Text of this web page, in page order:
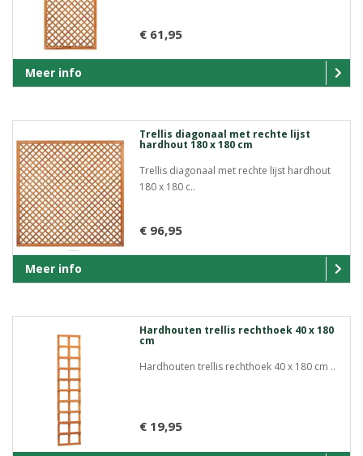
€ 61,95
Meer info
Trellis diagonaal met rechte lijst
hardhout 180 x 180 cm
Trellis diagonaal met rechte lijst hardhout
180 x 180 c..
€ 96,95
Meer info
Hardhouten trellis rechthoek 40 x 180
cm
Hardhouten trellis rechthoek 40 x 180 cm ..
€ 19,95